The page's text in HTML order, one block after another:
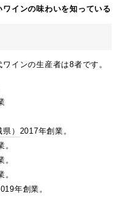
インの味わいを知っている
インの生産者は8者です。
） 2017年創業。
。
年創業。